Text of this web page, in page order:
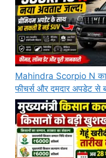
Mahindra Scorpio N का
फीचर्स और दमदार अपडेट से